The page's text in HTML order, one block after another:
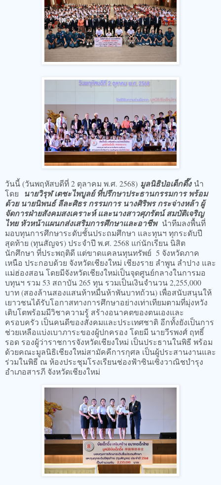
วันนี้ (วันพฤหัสบดีที่ 2 ตุลาคม พ.ศ. 2568) มูลนิธิป่อเต็กตึ๊งนำ
โดย นายวิรุฬ เตชะไพบูลย์ ที่ปรึกษาประธานกรรมการ พร้อม
ด้วย นายนิพนธ์ ลีละศิธร กรรมการ นางศิริพร กระจ่างหล้า ผู้
จัดการฝ่ายสังคมสงเคราะห์ และนางสาวศุภรัตน์ สมบัติเจริญ
ไทย หัวหน้าแผนกส่งเสริมการศึกษาและอาชีพ นำทีมลงพื้นที่
มอบทุนการศึกษาระดับชั้นประถมศึกษา และทุนฯ ทุกระดับปี
สุดท้าย (ทุนสัญจร) ประจำปี พ.ศ. 2568 แก่นักเรียน นิสิต
นักศึกษา ที่ประพฤติดี แต่ขาดแคลนทุนทรัพย์ 5 จังหวัดภาค
เหนือ ประกอบด้วย จังหวัดเชียงใหม่ เชียงราย ลำพูน ลำปาง และ
แม่ฮ่องสอน โดยมีจังหวัดเชียงใหม่เป็นจุดศูนย์กลางในการมอ
บทุนฯ รวม 53 สถาบัน 265 ทุน รวมเป็นเงินจำนวน 2,255,000
บาท (สองล้านสองแสนห้าหมื่นห้าพันบาทถ้วน) เพื่อสนับสนุนให้
เยาวชนได้รับโอกาสทางการศึกษาอย่างเท่าเทียมตามที่มุ่งหวัง
เติบโตพร้อมมีวิชาความรู้ สร้างอนาคตของตนเองและ
ครอบครัว เป็นคนดีของสังคมและประเทศชาติ อีกทั้งยังเป็นการ
ช่วยเหลือแบ่งเบาภาระของผู้ปกครอง โดยมี นายวีรพงศ์ ฤทธิ์
รอด รองผู้ว่าราชการจังหวัดเชียงใหม่ เป็นประธานในพิธี พร้อม
ด้วยคณะมูลนิธิเชียงใหม่สามัคคีการกุศล เป็นผู้ประสานงานและ
ร่วมในพิธี ณ ห้องประชุมโรงเรียนช่องฟ้าซินเซิงวาณิชบํารุง
อำเภอสารภี จังหวัดเชียงใหม่